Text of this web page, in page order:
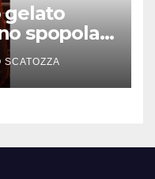
gelato
spopola,
SCATOZZA